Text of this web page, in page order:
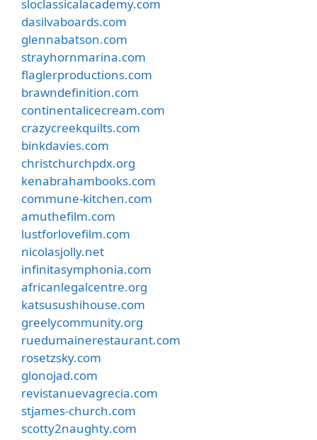
sloclassicalacademy.com
dasilvaboards.com
glennabatson.com
strayhornmarina.com
flaglerproductions.com
brawndefinition.com
continentalicecream.com
crazycreekquilts.com
binkdavies.com
christchurchpdx.org
kenabrahambooks.com
commune-kitchen.com
amuthefilm.com
lustforlovefilm.com
nicolasjolly.net
infinitasymphonia.com
africanlegalcentre.org
katsusushihouse.com
greelycommunity.org
ruedumainerestaurant.com
rosetzsky.com
glonojad.com
revistanuevagrecia.com
stjames-church.com
scotty2naughty.com